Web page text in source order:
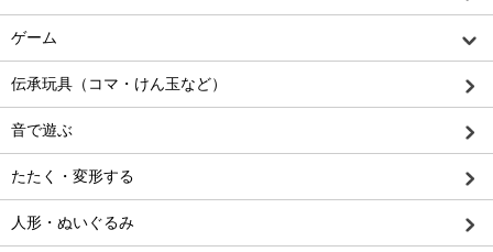
ゲーム
伝承玩具（コマ・けん玉など）
音で遊ぶ
たたく・変形する
人形・ぬいぐるみ